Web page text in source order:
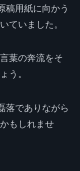
稿用紙に向かう
ていました。
葉の奔流をそ
う。
落でありながら
もしれませ